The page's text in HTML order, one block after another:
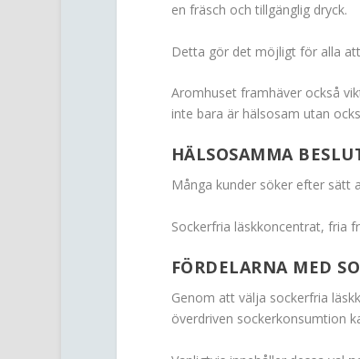
en fräsch och tillgänglig dryck.
Detta gör det möjligt för alla
Aromhuset framhäver också
inte bara är hälsosam utan
HÄLSOSAMMA
Många kunder söker efter sätt
Sockerfria läskkoncentrat, fria
FÖRDELARNA MED
Genom att välja sockerfria
överdriven sockerkonsumtion